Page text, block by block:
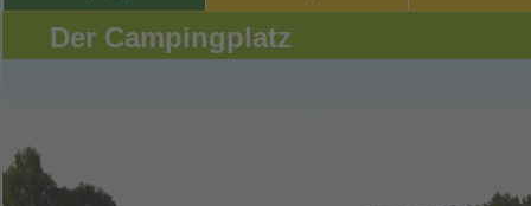
Der Campingplatz